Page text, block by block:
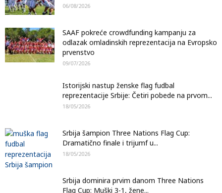
06/08/2026
SAAF pokreće crowdfunding kampanju za
odlazak omladinskih reprezentacija na Evropsko
prvenstvo
09/07/2026
Istorijski nastup ženske flag fudbal
reprezentacije Srbije: Četiri pobede na prvom...
18/05/2026
Srbija šampion Three Nations Flag Cup:
Dramatično finale i trijumf u...
18/05/2026
Srbija dominira prvim danom Three Nations
Flag Cup: Muški 3-1, žene...